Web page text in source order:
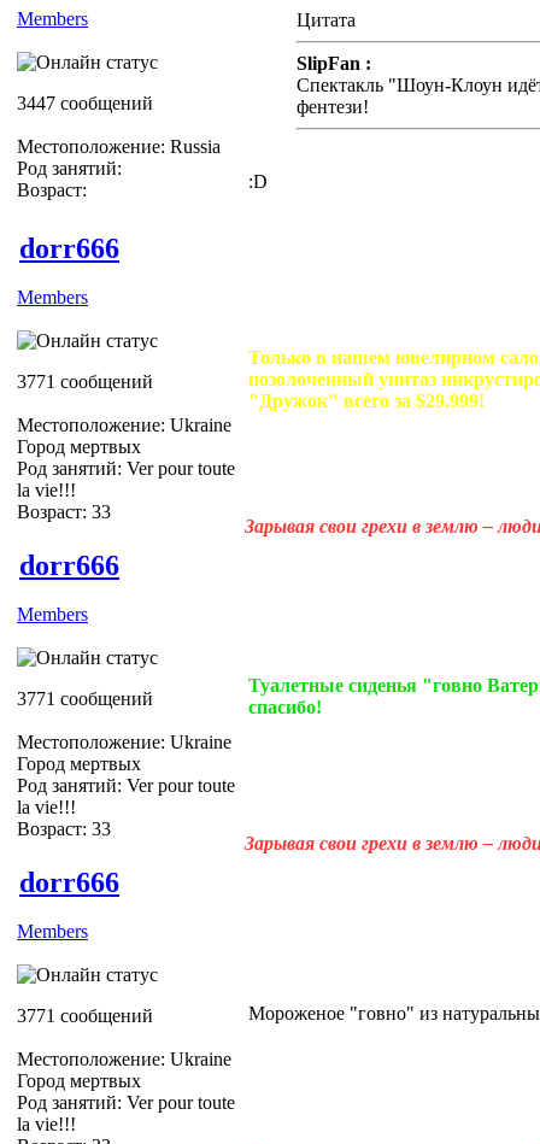
Members
3447 сообщений
Местоположение: Russia
Род занятий:
Возраст:
Цитата
SlipFan :
Спектакль "Шоун-Клоун
фентези!
:D
dorr666
Members
3771 сообщений
Местоположение: Ukraine
Город мертвых
Род занятий: Ver pour toute
la vie!!!
Возраст: 33
Только в нашем ювелирном
позолоченный унитаз
"Дружок" всего за $29.999!
Зарывая свои грехи в землю –
dorr666
Members
3771 сообщений
Местоположение: Ukraine
Город мертвых
Род занятий: Ver pour toute
la vie!!!
Возраст: 33
Туалетные сиденья "говно
спасибо!
Зарывая свои грехи в землю –
dorr666
Members
3771 сообщений
Местоположение: Ukraine
Город мертвых
Род занятий: Ver pour toute
la vie!!!
Мороженое "говно" из